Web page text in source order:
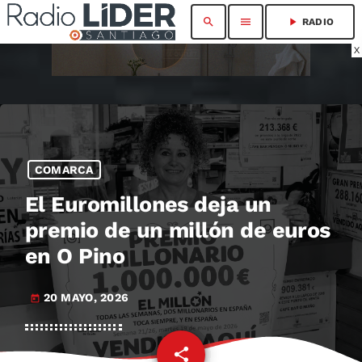
X
search menu play_arrow RADIO
COMARCA
El Euromillones deja un
premio de un millón de euros
en O Pino
today 20 MAYO, 2026
share
email